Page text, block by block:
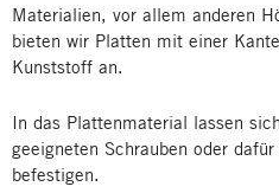
Materialien, vor allem anderen
bieten wir Platten mit einer
Kunststoff an.
In das Plattenmaterial lassen
geeigneten Schrauben oder
befestigen.